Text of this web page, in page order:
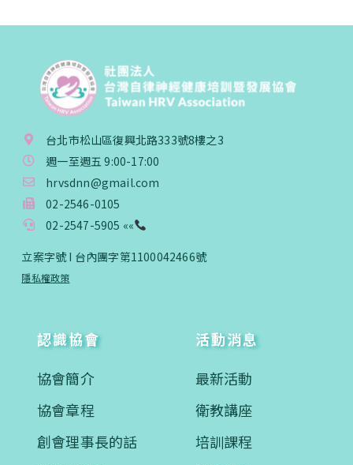
台北市松山區復興北路333號8樓之3
週一至週五 9:00-17:00
hrvsdnn@gmail.com
02-2546-0105
02-2547-5905 ««
立案字號 I 台內團字第1100042466號
隱私權政策
認識協會
協會簡介
協會章程
創會理事長的話
活動消息
最新活動
衛教講座
培訓課程